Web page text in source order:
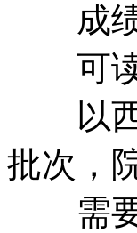
成绩
可读
以西
批次，
需要